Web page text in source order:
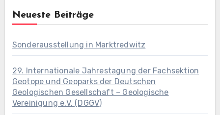
Neueste Beiträge
Sonderausstellung in Marktredwitz
29. Internationale Jahrestagung der Fachsektion
Geotope und Geoparks der Deutschen
Geologischen Gesellschaft – Geologische
Vereinigung e.V. (DGGV)